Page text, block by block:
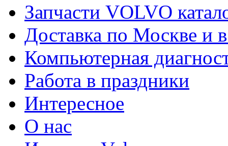
Запчасти VOLVO
Доставка по Москве и
Компьютерная
Работа в праздники
Интересное
О нас